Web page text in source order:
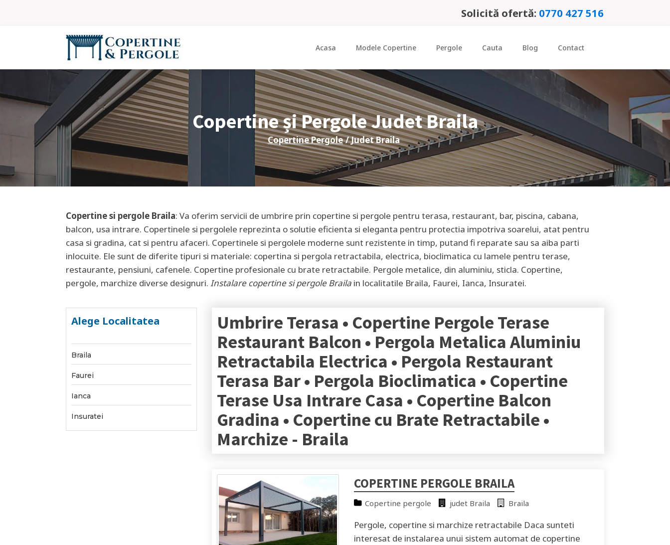
Solicită ofertă: 0770 427 516
Acasa Modele Copertine Pergole Cauta Blog Contact
Copertine și Pergole JudetBraila
Copertine Pergole / JudetBraila
Copertine si pergole Braila: Va oferim servicii de umbrire prin copertine si pergole pentru terasa, restaurant, bar, piscina, cabana,
balcon, usa intrare. Copertinele si pergolele reprezinta o solutie eficienta si eleganta pentru protectia impotriva soarelui, atat pentru
casa si gradina, cat si pentru afaceri. Copertinele si pergolele moderne sunt rezistente in timp, putand fi reparate sau sa aiba parti
inlocuite. Ele sunt de diferite tipuri si materiale: copertina si pergola retractabila, electrica, bioclimatica cu lamele pentru terase,
restaurante, pensiuni, cafenele. Copertine profesionale cu brate retractabile. Pergole metalice, din aluminiu, sticla. Copertine,
pergole, marchize diverse designuri. Instalare copertine si pergoleBraila in localitatile Braila, Faurei, Ianca, Insuratei.
Alege Localitatea
Braila
Faurei
Ianca
Insuratei
Umbrire Terasa • Copertine Pergole Terase
Restaurant Balcon • Pergola Metalica Aluminiu
Retractabila Electrica • Pergola Restaurant
Terasa Bar • Pergola Bioclimatica • Copertine
Terase Usa Intrare Casa • Copertine Balcon
Gradina • Copertine cu Brate Retractabile •
Marchize - Braila
COPERTINE PERGOLE BRAILA
Copertine pergole judet Braila Braila
Pergole, copertine si marchize retractabile Daca sunteti
interesat de instalarea unui sistem automat de copertine